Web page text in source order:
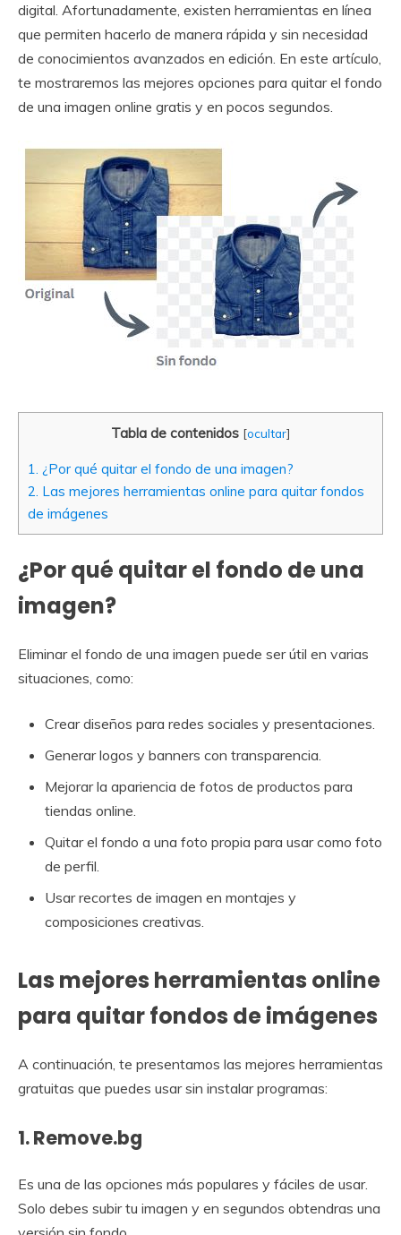
digital. Afortunadamente, existen herramientas en línea
que permiten hacerlo de manera rápida y sin necesidad
de conocimientos avanzados en edición. En este artículo,
te mostraremos las mejores opciones para quitar el fondo
de una imagen online gratis y en pocos segundos.
Tabla de contenidos [ocultar]
1. ¿Por qué quitar el fondo de una imagen?
2. Las mejores herramientas online para quitar fondos
de imágenes
¿Por qué quitar el fondo de una
imagen?
Eliminar el fondo de una imagen puede ser útil en varias
situaciones, como:
Crear diseños para redes sociales y presentaciones.
Generar logos y banners con transparencia.
Mejorar la apariencia de fotos de productos para
tiendas online.
Quitar el fondo a una foto propia para usar como foto
de perfil.
Usar recortes de imagen en montajes y
composiciones creativas.
Las mejores herramientas online
para quitar fondos de imágenes
A continuación, te presentamos las mejores herramientas
gratuitas que puedes usar sin instalar programas:
1.Remove.bg
Es una de las opciones más populares y fáciles de usar.
Solo debes subir tu imagen y en segundos obtendras una